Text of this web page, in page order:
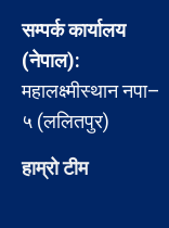
सम्पर्क कार्यालय
(नेपाल):
महालक्ष्मीस्थान नपा–
५ (ललितपुर)
हाम्रो टीम